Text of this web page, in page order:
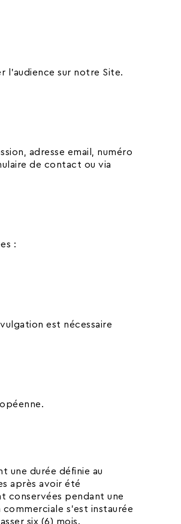
l’audience sur notre Site.
adresse email, numéro
de contact ou via
:
est nécessaire
une durée définie au
après avoir été
conservées pendant une
s’est instaurée